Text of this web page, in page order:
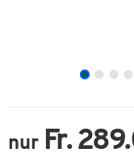
nur Fr.